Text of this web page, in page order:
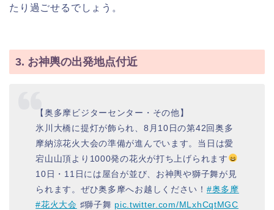
たり過ごせるでしょう。
3. お神輿の出発地点付近
【奥多摩ビジターセンター・その他】
氷川大橋に提灯が飾られ、8月10日の第42回奥多
摩納涼花火大会の準備が進んでいます。当日は愛
宕山山頂より1000発の花火が打ち上げられます
10日・11日には屋台が並び、お神輿や獅子舞が見
られます。ぜひ奥多摩へお越しください！ #奥多摩
#花火大会 ♯獅子舞 pic.twitter.com/MLxhCqtMGC